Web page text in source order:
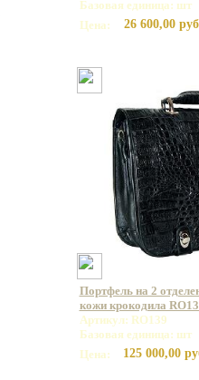
Базовая единица: шт
Цена:
26 600,00
Портфель на 2
кожи крокодила
Артикул: RO139
Базовая единица: шт
Цена:
125 000,00